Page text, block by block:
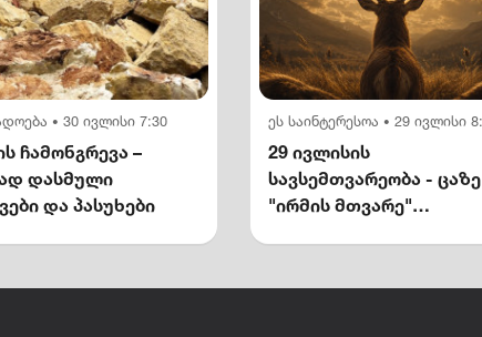
• 30 ივლისი 7:30
ჩამონგრევა –
დასმული
და პასუხები
ეს საინტერესოა • 29 ივლისი
29 ივლისის
სავსემთვარეობა - ცაზე
"ირმის მთვარე"